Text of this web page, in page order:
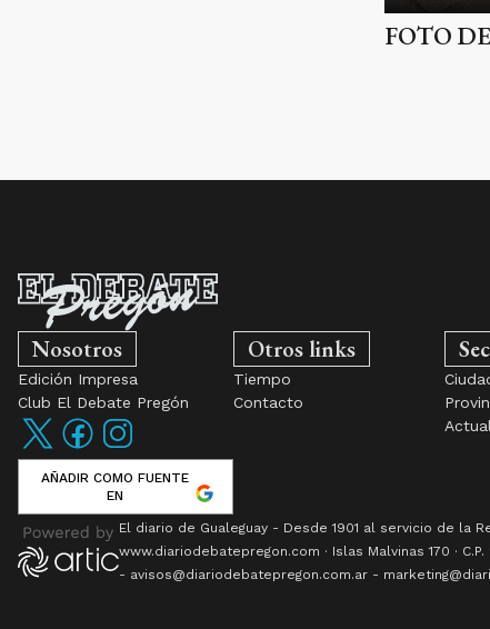
FOTO
Nosotros
Edición Impresa
Club El Debate Pregón
AÑADIR COMO FUENTE
EN
Otros links
Tiempo
Contacto
El diario de Gualeguay - Desde 1901 al servicio de la
www.diariodebatepregon.com · Islas Malvinas 170 · C.P.
- avisos@diariodebatepregon.com.ar -